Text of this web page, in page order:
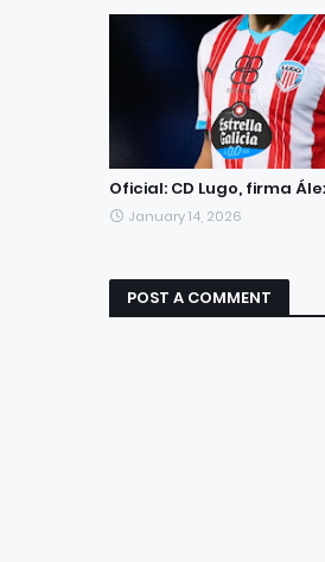
Oficial: CD Lugo, firma
January 14, 2026
POST A COMMENT